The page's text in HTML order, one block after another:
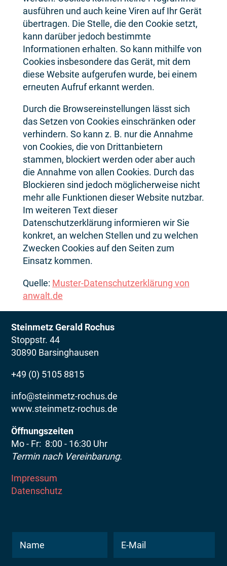
ausführen und auch keine Viren auf Ihr Gerät
übertragen. Die Stelle, die den Cookie setzt,
kann darüber jedoch bestimmte
Informationen erhalten. So kann mithilfe von
Cookies insbesondere das Gerät, mit dem
diese Website aufgerufen wurde, bei einem
erneuten Aufruf erkannt werden.
Durch die Browsereinstellungen lässt sich
das Setzen von Cookies einschränken oder
verhindern. So kann z. B. nur die Annahme
von Cookies, die von Drittanbietern
stammen, blockiert werden oder aber auch
die Annahme von allen Cookies. Durch das
Blockieren sind jedoch möglicherweise nicht
mehr alle Funktionen dieser Website nutzbar.
Im weiteren Text dieser
Datenschutzerklärung informieren wir Sie
konkret, an welchen Stellen und zu welchen
Zwecken Cookies auf den Seiten zum
Einsatz kommen.
Quelle: Muster-Datenschutzerklärung von
anwalt.de
Steinmetz Gerald Rochus
Stoppstr. 44
30890 Barsinghausen
+49 (0) 5105 8815
info@steinmetz-rochus.de
www.steinmetz-rochus.de
Öffnungszeiten
Mo - Fr: 8:00 - 16:30 Uhr
Termin nach Vereinbarung.
Impressum
Datenschutz